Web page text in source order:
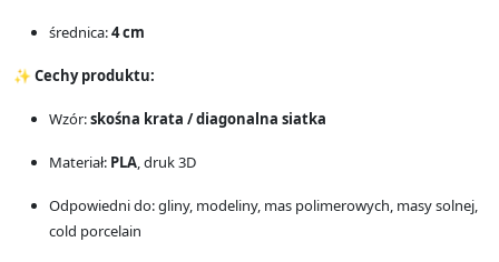
średnica:4 cm
✨ Cechy produktu:
Wzór:skośna krata / diagonalna siatka
Materiał: PLA, druk 3D
Odpowiedni do: gliny, modeliny, mas polimerowych, masy solnej,
cold porcelain